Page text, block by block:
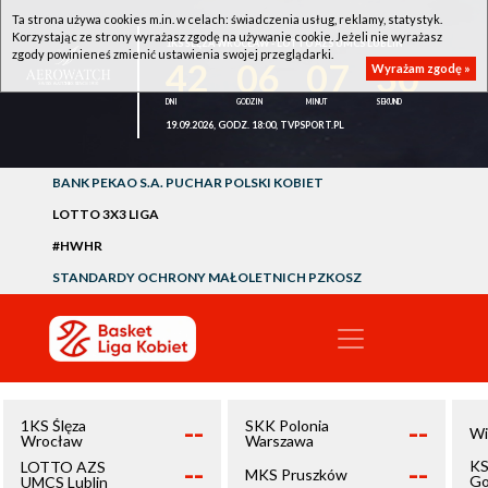
1KS ŚLĘZA WROCŁAW - LOTTO AZS UMCS LUBLIN
30
19.09.2026, GODZ. 18:00, TVPSPORT.PL
BANK PEKAO S.A. PUCHAR POLSKI KOBIET
LOTTO 3X3 LIGA
#HWHR
STANDARDY OCHRONY MAŁOLETNICH PZKOSZ
1KS Ślęza
Wrocław
--
LOTTO AZS
UMCS Lublin
--
SKK Polonia
Warszawa
--
MKS Pruszków --
Ta strona używa cookies m.in. w celach: świadczenia usług, reklamy, statystyk.
Korzystając ze strony wyrażasz zgodę na używanie cookie. Jeżeli nie wyrażasz
zgody powinieneś zmienić ustawienia swojej przeglądarki.
Wyrażam zgodę »